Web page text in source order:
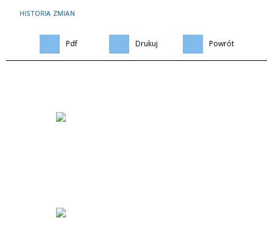
HISTORIA ZMIAN
Pdf Drukuj Powrót